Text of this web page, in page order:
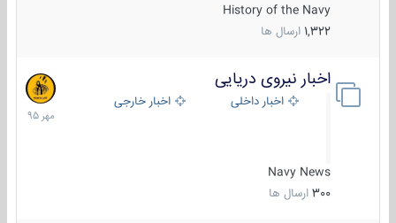
History of the Navy
1,322 ارسال ها
اخبار نیروی دریایی
اخبار داخلی اخبار خارجی
Navy News
300 ارسال ها
27
مهر
1395